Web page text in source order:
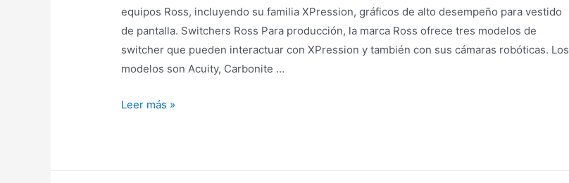
equipos Ross, incluyendo su familia XPression, gráficos de alto desempeño para vestido
de pantalla. Switchers Ross Para producción, la marca Ross ofrece tres modelos de
switcher que pueden interactuar con XPression y también con sus cámaras robóticas. Los
modelos son Acuity, Carbonite …
Leer más »